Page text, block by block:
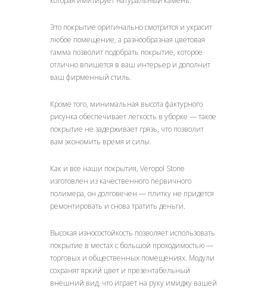
Это покрытие оригинально смотрится и украсит
любое помещение, а разнообразная цветовая
гамма позволит подобрать покрытие, которое
отлично впишется в ваш интерьер и дополнит
ваш фирменный стиль.
Кроме того, минимальная высота фактурного
рисунка обеспечивает легкость в уборке — такое
покрытие не задерживает грязь, что позволит
вам экономить время и силы.
Как и все наши покрытия, Veropol Stone
изготовлен из качественного первичного
полимера, он долговечен — плитку не придется
ремонтировать и снова тратить деньги.
Высокая износостойкость позволяет использовать
покрытие в местах с большой проходимостью —
торговых и общественных помещениях. Модули
сохранят яркий цвет и презентабельный
внешний вид, что играет на руку имиджу вашей